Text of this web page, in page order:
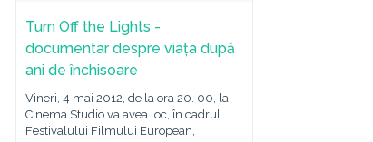
Turn Off the Lights -
documentar despre viața după
ani de închisoare
Vineri, 4 mai 2012, de la ora 20. 00, la
Cinema Studio va avea loc, în cadrul
Festivalului Filmului European,